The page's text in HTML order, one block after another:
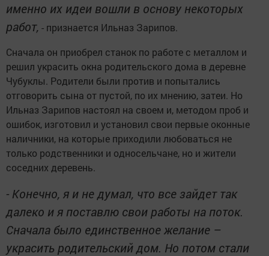
именно их идеи вошли в основу некоторых
работ, - признается Ильназ Зарипов.
Сначала он приобрел станок по работе с металлом и
решил украсить окна родительского дома в деревне
Чубуклы. Родители были против и попытались
отговорить сына от пустой, по их мнению, затеи. Но
Ильназ Зарипов настоял на своем и, методом проб и
ошибок, изготовил и установил свои первые оконные
наличники, на которые приходили любоваться не
только родственники и односельчане, но и жители
соседних деревень.
- Конечно, я и не думал, что все зайдет так
далеко и я поставлю свои работы на поток.
Сначала было единственное желание –
украсить родительский дом. Но потом стали